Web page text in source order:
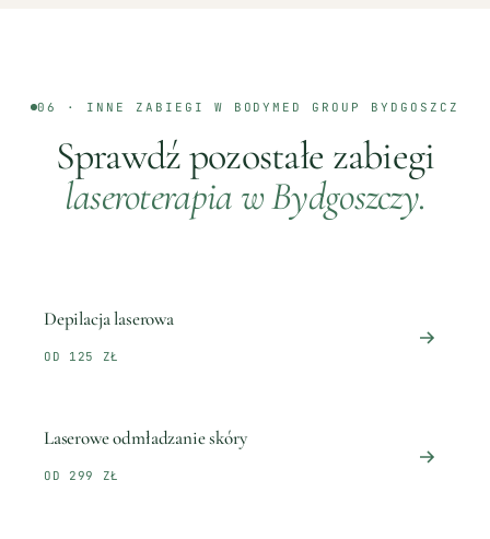
06 · INNE ZABIEGI W BODYMED GROUP BYDGOSZCZ
Sprawdź pozostałe zabiegi
laseroterapia wBydgoszczy.
Depilacja laserowa
OD 125 ZŁ
Laserowe odmładzanie skóry
OD 299 ZŁ